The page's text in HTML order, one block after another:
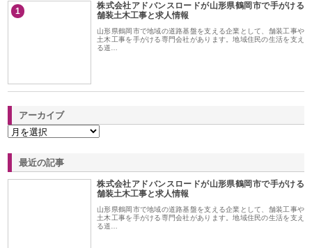
1
株式会社アドバンスロードが山形県鶴岡市で手がける
舗装土木工事と求人情報
山形県鶴岡市で地域の道路基盤を支える企業として、舗装工事や
土木工事を手がける専門会社があります。地域住民の生活を支え
る道…
アーカイブ
最近の記事
株式会社アドバンスロードが山形県鶴岡市で手がける
舗装土木工事と求人情報
山形県鶴岡市で地域の道路基盤を支える企業として、舗装工事や
土木工事を手がける専門会社があります。地域住民の生活を支え
る道…